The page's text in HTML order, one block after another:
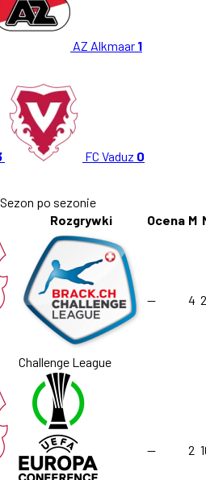
AZ Alkmaar 1
FC Vaduz 0
Sezon po sezonie
Rozgrywki Ocena M
Challenge League
— 4
— 2